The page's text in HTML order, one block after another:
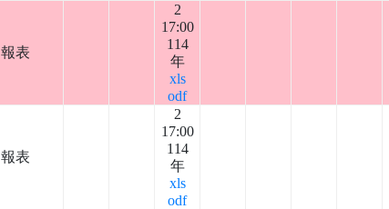
報表
2
17:00
114
年
xls
odf
報表
2
17:00
114
年
xls
odf